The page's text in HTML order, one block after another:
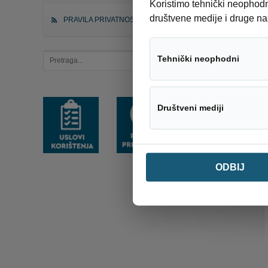
PRAVILA PRIVATNOSTI
Koristimo tehnički
društvene medije i druge
Tehnički neophodni
Društveni mediji
ODBIJ